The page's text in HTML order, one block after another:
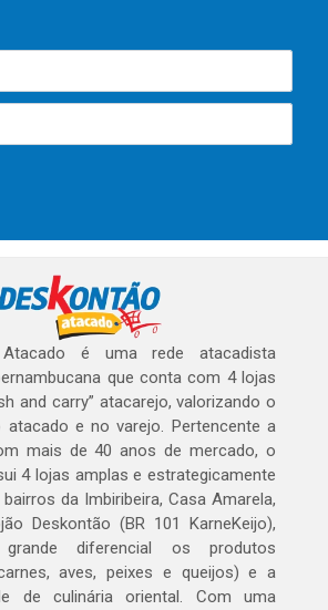
é uma rede atacadista
que conta com 4 lojas
and carry” atacarejo, valorizando o
atacado e no varejo. Pertencente a
mais de 40 anos de mercado, o
4 lojas amplas e estrategicamente
da Imbiribeira, Casa Amarela,
Deskontão (BR 101 KarneKeijo),
diferencial os produtos
aves, peixes e queijos) e a
de culinária oriental. Com uma